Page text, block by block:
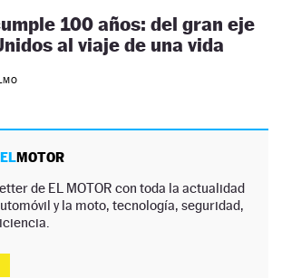
100 años: del gran eje
al viaje de una vida
MOTOR
de EL MOTOR con toda la actualidad
y la moto, tecnología, seguridad,